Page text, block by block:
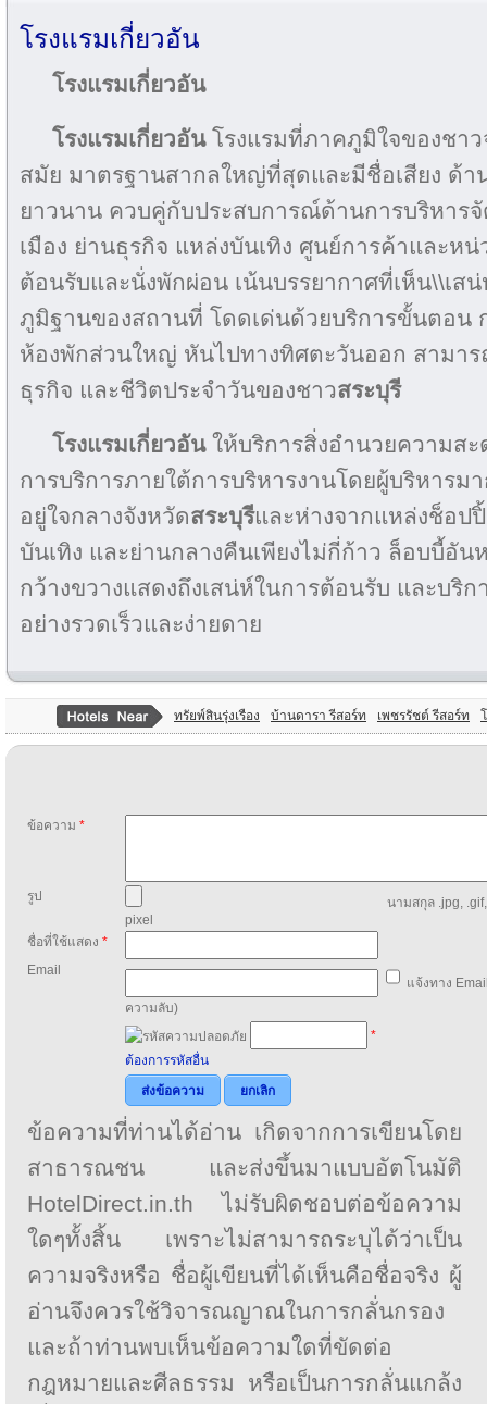
โรงแรมเกี่ยวอัน
โรงแรมเกี่ยวอัน
โรงแรมเกี่ยวอันโรงแรมที่ภาคภูมิใจของชาว
สมัย มาตรฐานสากลใหญ่ที่สุดและมีชื่อเสียง ด้า
ยาวนาน ควบคู่กับประสบการณ์ด้านการบริหาร
เมือง ย่านธุรกิจ แหล่งบันเทิง ศูนย์การค้าและหน่
ต้อนรับและนั่งพักผ่อน เน้นบรรยากาศที่เห็น\\เส
ภูมิฐานของสถานที่ โดดเด่นด้วยบริการขั้นตอน
ห้องพักส่วนใหญ่ หันไปทางทิศตะวันออก สามา
ธุรกิจ และชีวิตประจำวันของชาวสระบุรี
โรงแรมเกี่ยวอันให้บริการสิ่งอำนวยความส
การบริการภายใต้การบริหารงานโดยผู้บริหารม
อยู่ใจกลางจังหวัดสระบุรีและห่างจากแหล่งช็อป
บันเทิง และย่านกลางคืนเพียงไม่กี่ก้าว ล็อบบี้อัน
กว้างขวางแสดงถึงเสน่ห์ในการต้อนรับ และบริก
อย่างรวดเร็วและง่ายดาย
ทรัยพ์สินรุ่งเรือง บ้านดารา รีสอร์ท เพชรรัชต์ รีสอร์ท
ข้อความ *
รูป
นามสกุล .jpg,
pixel
ชื่อที่ใช้แสดง *
Email
แจ้งทาง
ความลับ)
*
ต้องการรหัสอื่น
ส่งข้อความ
ยกเลิก
ข้อความที่ท่านได้อ่าน เกิดจากการเขียนโดย
สาธารณชน และส่งขึ้นมาแบบอัตโนมัติ
HotelDirect.in.th ไม่รับผิดชอบต่อข้อความ
ใดๆทั้งสิ้น เพราะไม่สามารถระบุได้ว่าเป็น
ความจริงหรือ ชื่อผู้เขียนที่ได้เห็นคือชื่อจริง ผู้
อ่านจึงควรใช้วิจารณญาณในการกลั่นกรอง
และถ้าท่านพบเห็นข้อความใดที่ขัดต่อ
กฎหมายและศีลธรรม หรือเป็นการกลั่นแกล้ง